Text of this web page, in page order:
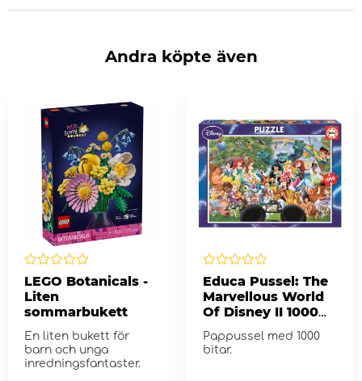
Andra köpte även
LEGO Botanicals -
Liten
sommarbukett
En liten bukett för
barn och unga
inredningsfantaster.
Educa Pussel: The
Marvellous World
Of Disney II 1000
Bitar
Pappussel med 1000
bitar.